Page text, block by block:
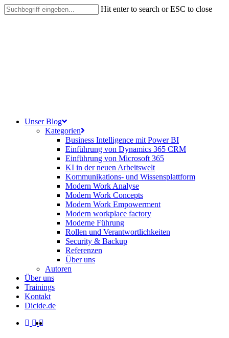
Skip
to
Hit enter to search or ESC to close
search
Menu
Unser Blog
Kategorien
Business Intelligence mit Power BI
Einführung von Dynamics 365 CRM
Einführung von Microsoft 365
KI in der neuen Arbeitswelt
Kommunikations- und Wissensplattform
Modern Work Analyse
Modern Work Concepts
Modern Work Empowerment
Modern workplace factory
Moderne Führung
Rollen und Verantwortlichkeiten
Security & Backup
Referenzen
Über uns
Autoren
Über uns
Trainings
Kontakt
Dicide.de
facebook
linkedin
instagram